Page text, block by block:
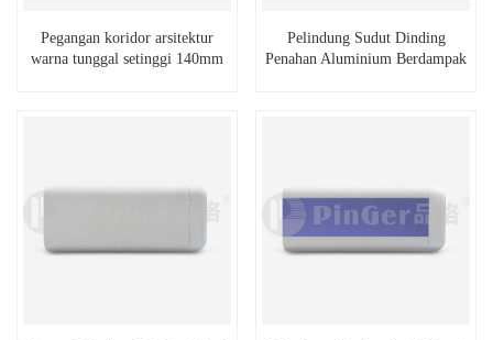
Pegangan koridor arsitektur
warna tunggal setinggi 140mm
Pelindung Sudut Dinding
Penahan Aluminium Berdampak